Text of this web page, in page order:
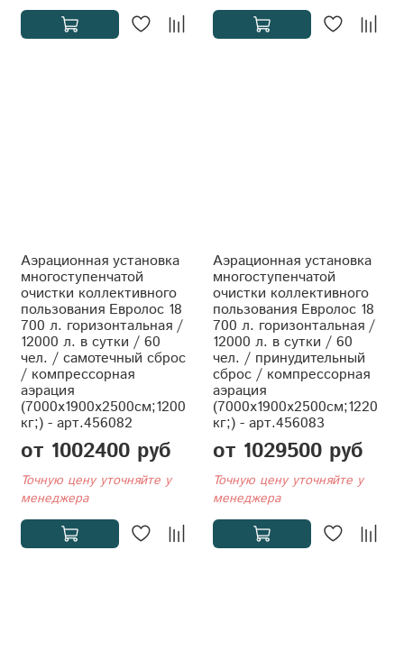
Аэрационная установка
многоступенчатой
очистки коллективного
пользования Евролос 18
700 л. горизонтальная /
12000 л. в сутки / 60
чел. / самотечный сброс
/ компрессорная
аэрация
(7000x1900x2500см;1200
кг;) - арт.456082
от 1002400 руб
Точную цену уточняйте у
менеджера
Аэрационная установка
многоступенчатой
очистки коллективного
пользования Евролос 18
700 л. горизонтальная /
12000 л. в сутки / 60
чел. / принудительный
сброс / компрессорная
аэрация
(7000x1900x2500см;1220
кг;) - арт.456083
от 1029500 руб
Точную цену уточняйте у
менеджера